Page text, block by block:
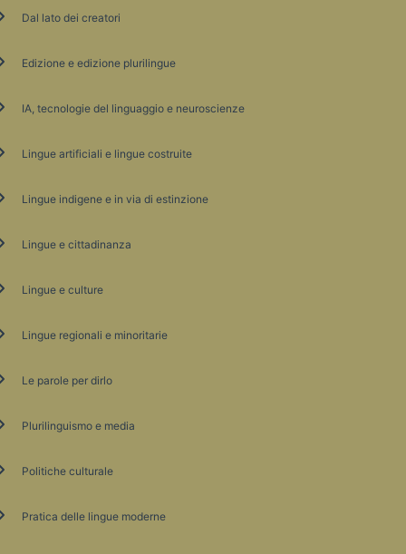
Dal lato dei creatori
Edizione e edizione plurilingue
IA, tecnologie del linguaggio e neuroscienze
Lingue artificiali e lingue costruite
Lingue indigene e in via di estinzione
Lingue e cittadinanza
Lingue e culture
Lingue regionali e minoritarie
Le parole per dirlo
Plurilinguismo e media
Politiche culturale
Pratica delle lingue moderne